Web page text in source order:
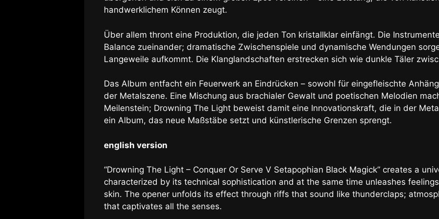
handwerklichem Können zeugt.
Über allem thront eine Produktion, die jeden Ton kristallklar einfängt. Die
Balance zueinander; dramatische Zwischenspiele und dynamische Wendungen
Langeweile aufkommt. Die Klanglandschaften erstrecken sich wie dunkle Täler
Das Album entfacht ein Feuerwerk an Eindrücken – sowohl für eingefleischte
der Metalszene. Eine Mischung aus brachialer Gewalt und poetischen Melodien
Meilenstein; Drowning The Light beweist damit eine Innovationskraft, die in der
ein Album, das neue Maßstäbe setzt und künstlerische Grenzen sprengt.
english version
“Drowning The Light – Conquer Or Serve V Setapophian Black Magick” creates a
characterized by its technical sophistication and at the same time unleashes
skin. The opener unfolds its effect through riffs that sound like thunderclaps;
that captivates all the senses.